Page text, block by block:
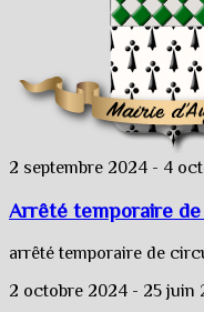
2 septembre 2024 - 4
Arrêté temporaire
arrêté temporaire de
2 octobre 2024 - 25 juin